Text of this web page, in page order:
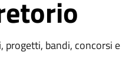
bandi, concorsi e